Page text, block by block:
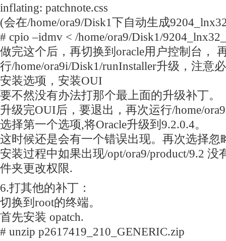
inflating: patchnote.css
(会在/home/ora9/Disk1下自动生成
# cpio –idmv < /home/ora9/Disk1/
做完这个后，再切换到oracle用户控制台，
行/home/ora9i/Disk1/runInstaller升级，注意
安装选项，安装OUI
要不然没有办法打那个最上面的升级补丁。
升级完OUI后，要退出，再次运行/home/
选择第一个选项,将Oracle升级到9.2.0.4。
这时候还是会有一个错误出现。再次选择忽
安装过程中如果出现/opt/ora9/product/9.2 没
件夹更改权限.
6.打其他的补丁：
切换到root的终端。
首先安装 opatch.
# unzip p2617419_210_GENERIC.zip